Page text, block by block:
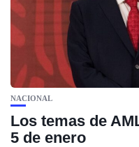
NACIONAL
Los temas de
5 de enero